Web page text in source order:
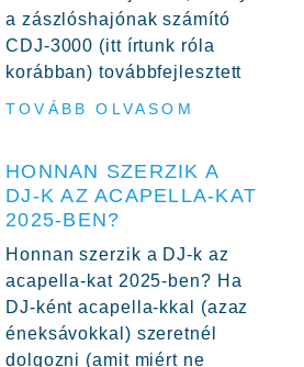
a zászlóshajónak számító
CDJ-3000 (itt írtunk róla
korábban) továbbfejlesztett
TOVÁBB OLVASOM
HONNAN SZERZIK A
DJ-K AZ ACAPELLA-KAT
2025-BEN?
Honnan szerzik a DJ-k az
acapella-kat 2025-ben? Ha
DJ-ként acapella-kkal (azaz
éneksávokkal) szeretnél
dolgozni (amit miért ne